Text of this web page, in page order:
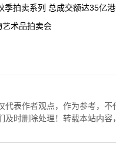
季拍卖系列 总成交额达35亿
术品拍卖会
代表作者观点，作为参考，
及时删除处理！转载本站内